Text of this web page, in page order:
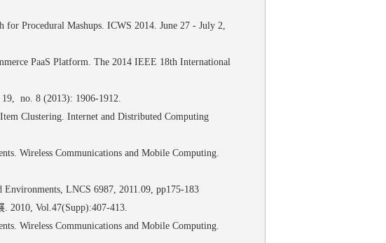
Procedural Mashups. ICWS 2014. June 27 - July 2,
PaaS Platform. The 2014 IEEE 18th International
no. 8 (2013): 1906‐1912.
Clustering. Internet and Distributed Computing
Wireless Communications and Mobile Computing.
LNCS 6987, 2011.09, pp175-183
Vol.47(Supp):407‐413.
Wireless Communications and Mobile Computing.